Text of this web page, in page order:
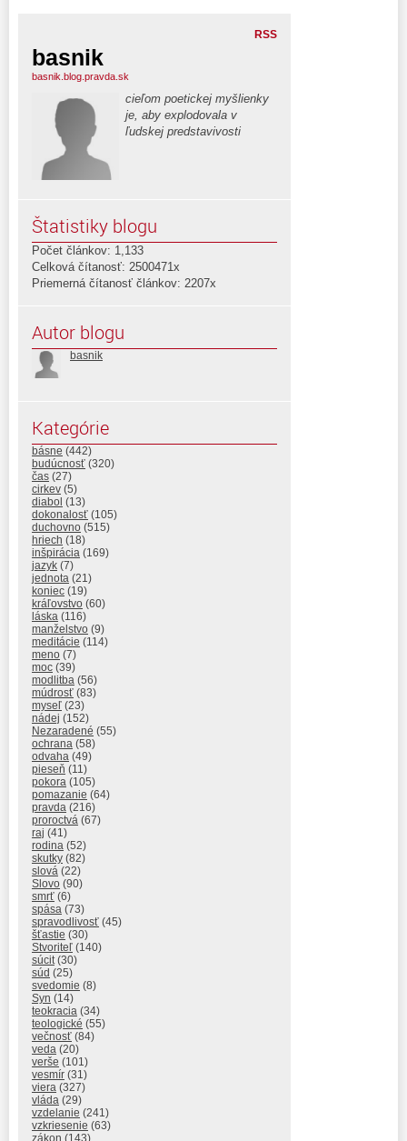
RSS
basnik
basnik.blog.pravda.sk
cieľom poetickej myšlienky
je, aby explodovala v
ľudskej predstavivosti
Štatistiky blogu
Počet článkov: 1,133
Celková čítanosť: 2500471x
Priemerná čítanosť článkov: 2207x
Autor blogu
basnik
Kategórie
básne (442)
budúcnosť (320)
čas (27)
cirkev (5)
diabol (13)
dokonalosť (105)
duchovno (515)
hriech (18)
inšpirácia (169)
jazyk (7)
jednota (21)
koniec (19)
kráľovstvo (60)
láska (116)
manželstvo (9)
meditácie (114)
meno (7)
moc (39)
modlitba (56)
múdrosť (83)
myseľ (23)
nádej (152)
Nezaradené (55)
ochrana (58)
odvaha (49)
pieseň (11)
pokora (105)
pomazanie (64)
pravda (216)
proroctvá (67)
raj (41)
rodina (52)
skutky (82)
slová (22)
Slovo (90)
smrť (6)
spása (73)
spravodlivosť (45)
šťastie (30)
Stvoriteľ (140)
súcit(30)
súd (25)
svedomie (8)
Syn (14)
teokracia (34)
teologické (55)
večnosť (84)
veda (20)
verše (101)
vesmír (31)
viera (327)
vláda (29)
vzdelanie (241)
vzkriesenie (63)